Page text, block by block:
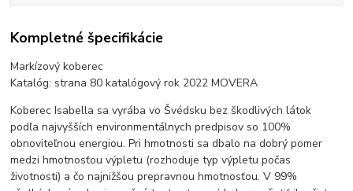
Kompletné špecifikácie
Markízový koberec
Katalóg: strana 80 katalógový rok 2022 MOVERA
Koberec Isabella sa vyrába vo Švédsku bez škodlivých látok
podľa najvyšších environmentálnych predpisov so 100%
obnoviteľnou energiou. Pri hmotnosti sa dbalo na dobrý pomer
medzi hmotnosťou výpletu (rozhoduje typ výpletu počas
životnosti) a čo najnižšou prepravnou hmotnosťou. V 99%